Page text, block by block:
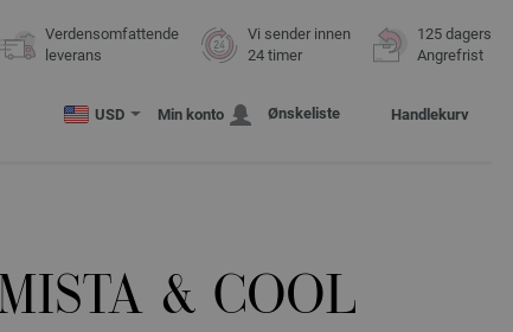
Verdensomfattende
leverans
Vi sender innen
24 timer
125 dagers
Angrefrist
USD Min konto Ønskeliste Handlekurv
& COOL